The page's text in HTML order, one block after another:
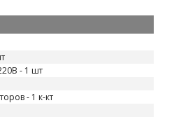
- 1 шт
- 1 к-кт